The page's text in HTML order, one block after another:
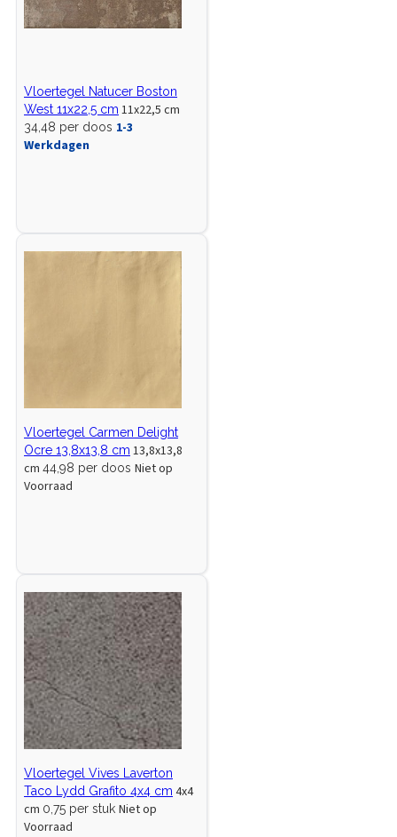
Vloertegel Natucer Boston
West 11x22,5 cm 11x22,5 cm
34,48 per doos 1-3
Werkdagen
Vloertegel Carmen Delight
Ocre 13,8x13,8 cm 13,8x13,8
cm 44,98 per doos Niet op
Voorraad
Vloertegel Vives Laverton
Taco Lydd Grafito 4x4 cm 4x4
cm 0,75 per stuk Niet op
Voorraad